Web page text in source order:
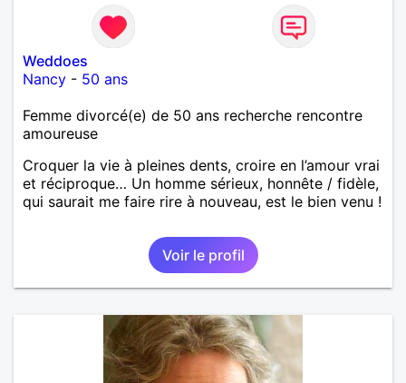
Weddoes
Nancy - 50 ans
Femme divorcé(e) de 50 ans recherche rencontre
amoureuse
Croquer la vie à pleines dents, croire en l’amour vrai
et réciproque… Un homme sérieux, honnête / fidèle,
qui saurait me faire rire à nouveau, est le bien venu !
Voir le profil